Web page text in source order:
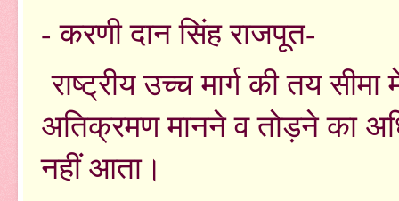
- करणी दान सिंह राजपूत-
राष्ट्रीय उच्च मार्ग की तय
अतिक्रमण मानने व तोड़ने का
नहीं आता।